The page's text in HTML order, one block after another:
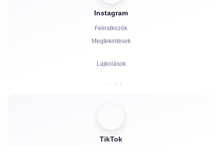
Bot indítása
Hozzászólások
Panaszok
Csillagok
Instagram
Feliratkozók
Megtekintések
Lájkolások
TikTok